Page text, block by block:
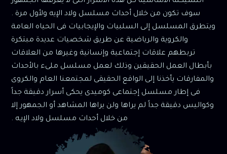
سوف تكون من خلال أحداث مسلسل ولاد الإيه ولأول مرة .
ويتطرق المسلسل إلى السلبيات والإيجابيات فى الحياه العامة
والكروية والرياضية عن طريق شخصيات عديدة مبتكرة
تربطهم علاقات إجتماعية وإنسانية وغيرها من العلاقات
بأبطال العمل الحقيقين وذلك لعمل مسلسل ملىء بالأحداث
والمفارقات يأخذنا إلى الواقع الحقيقى لمجتمعنا العام والكروى
فى إطار مسلسل إجتماعى كوميدى يحكى أسرار دقيقة جداً
وكواليس دقيقة جداً لم يراها ولن يراها المشاهد أو الجمهور إلا
من خلال أحداث مسلسل ولاد الإيـه .